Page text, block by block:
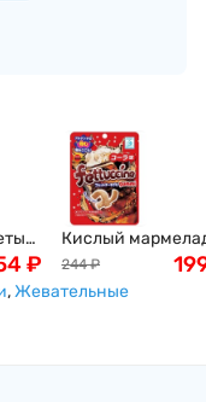
₽
Кислый
со вкусом колы в
сахарной
244 ₽
,Жевательные